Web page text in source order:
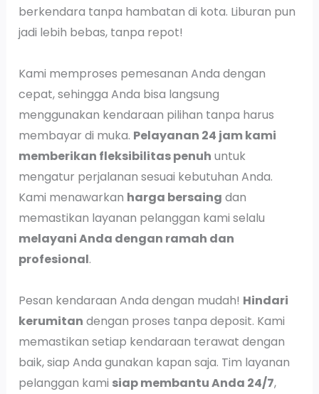
berkendara tanpa hambatan di kota. Liburan pun
jadi lebih bebas, tanpa repot!
Kami memproses pemesanan Anda dengan
cepat, sehingga Anda bisa langsung
menggunakan kendaraan pilihan tanpa harus
membayar di muka. Pelayanan 24 jam kami
memberikan fleksibilitas penuh untuk
mengatur perjalanan sesuai kebutuhan Anda.
Kami menawarkan harga bersaing dan
memastikan layanan pelanggan kami selalu
melayani Anda dengan ramah dan
profesional.
Pesan kendaraan Anda dengan mudah! Hindari
kerumitan dengan proses tanpa deposit. Kami
memastikan setiap kendaraan terawat dengan
baik, siap Anda gunakan kapan saja. Tim layanan
pelanggan kami siap membantu Anda 24/7,